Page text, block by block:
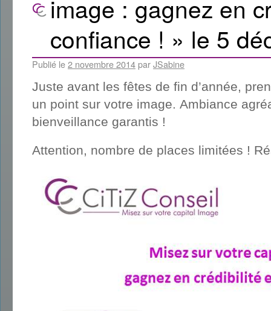
image : gagnez en
confiance ! » le 5
Publié le2 novembre 2014parJSabine
Juste avant les fêtes de fin d’année,
un point sur votre image. Ambiance
bienveillance garantis !
Attention, nombre de places limitées !